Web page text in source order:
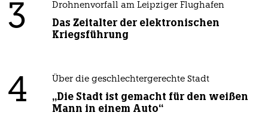
3 Drohnenvorfall am Leipziger Flughafen
Das Zeitalter der elektronischen
Kriegsführung
4 Über die geschlechtergerechte Stadt
„Die Stadt ist gemacht für den weißen
Mann in einem Auto“